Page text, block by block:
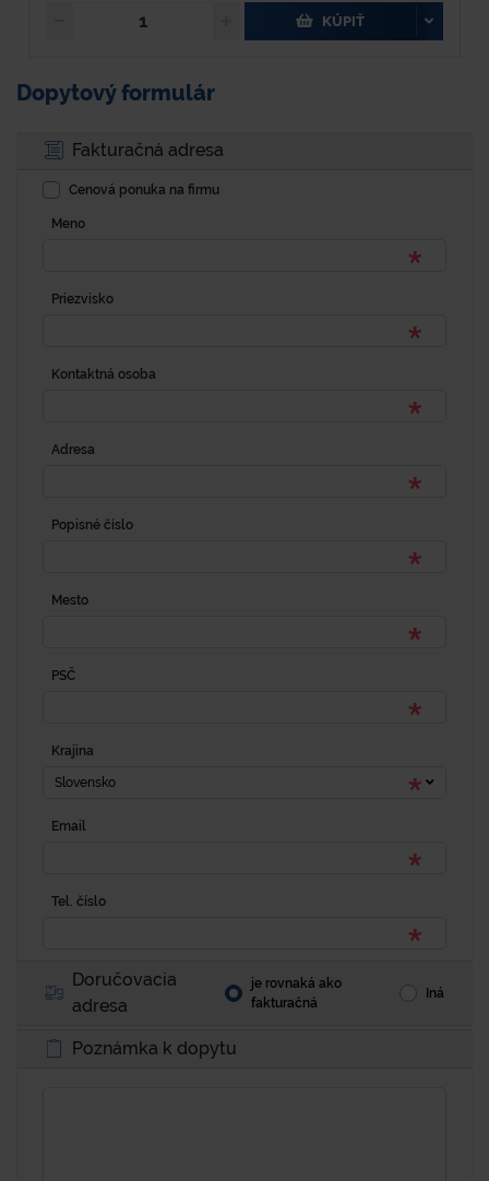
KÚPIŤ
Dopytový formulár
Fakturačná adresa
Cenová ponuka na firmu
Meno
Priezvisko
Kontaktná osoba
Adresa
Popisné číslo
Mesto
PSČ
Krajina
Slovensko
Email
Tel. číslo
Doručovacia
adresa
je rovnaká ako
fakturačná
Iná
Poznámka k dopytu